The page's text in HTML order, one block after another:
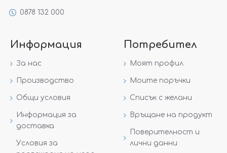
0878 132 000
Информация
За нас
Производство
Общи условия
Информация за
доставка
Условия за
Потребител
Моят профил
Моите поръчки
Списък с желани
Връщане на продукт
Поверителност и
лични данни